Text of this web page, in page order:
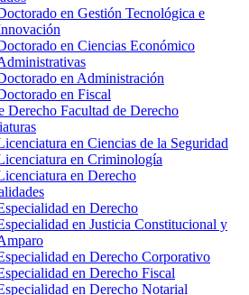
en Gestión Tecnológica e
en Ciencias Económico
en Administración
en Fiscal
Facultad de Derecho
en Ciencias de la Seguridad
en Criminología
en Derecho
en Derecho
en Justicia Constitucional y
en Derecho Corporativo
en Derecho Fiscal
en Derecho Notarial